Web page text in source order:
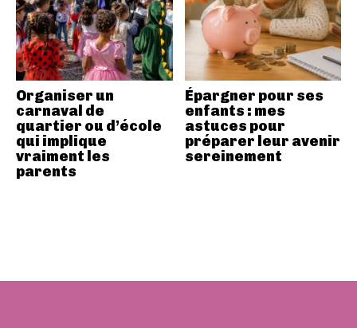
Organiser un
carnaval de
quartier ou d’école
qui implique
vraiment les
parents
Épargner pour ses
enfants : mes
astuces pour
préparer leur avenir
sereinement